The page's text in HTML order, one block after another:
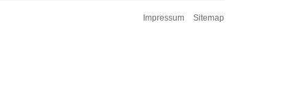
Impressum Sitemap